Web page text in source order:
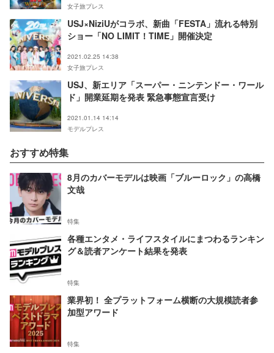
女子旅プレス
USJ×NiziUがコラボ、新曲「FESTA」流れる特別
ショー「NO LIMIT！TIME」開催決定
2021.02.25 14:38
女子旅プレス
USJ、新エリア「スーパー・ニンテンドー・ワール
ド」開業延期を発表 緊急事態宣言受け
2021.01.14 14:14
モデルプレス
おすすめ特集
8月のカバーモデルは映画「ブルーロック」の高橋
文哉
特集
各種エンタメ・ライフスタイルにまつわるランキン
グ＆読者アンケート結果を発表
特集
業界初！ 全プラットフォーム横断の大規模読者参
加型アワード
特集